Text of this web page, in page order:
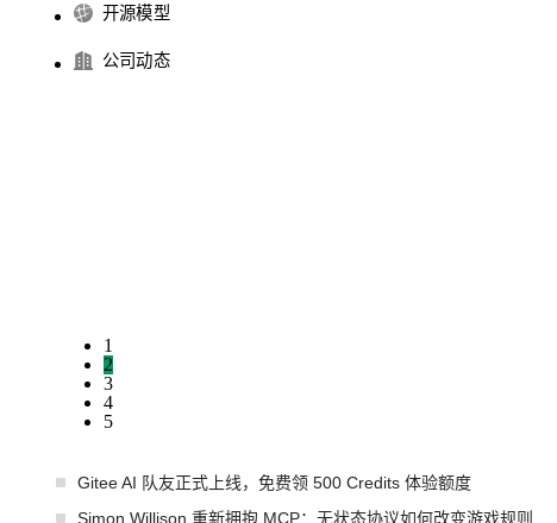
开源模型
公司动态
1
2
3
4
5
Gitee AI 队友正式上线，免费领 500 Credits 体验额度
Simon Willison 重新拥抱 MCP：无状态协议如何改变游戏规则